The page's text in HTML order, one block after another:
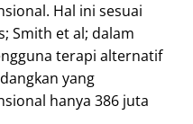
Hal ini sesuai
Smith et al; dalam
terapi alternatif
yang
hanya 386 juta